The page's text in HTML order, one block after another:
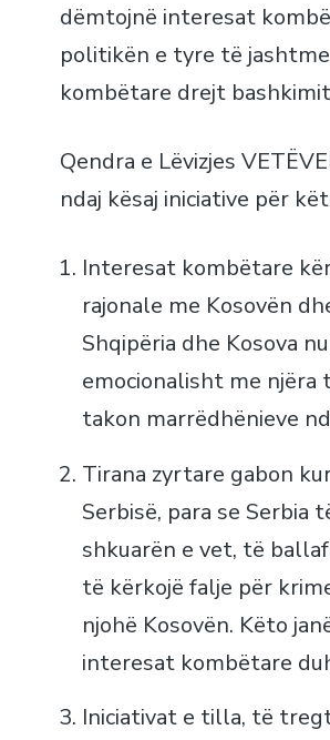
dëmtojnë interesat
politikën e tyre të
kombëtare drejt
Qendra e Lëvizjes
ndaj kësaj iniciative për
Interesat kombëtare
rajonale me Kosovën
Shqipëria dhe Kosova
emocionalisht me
takon marrëdhënieve
Tirana zyrtare gabon
Serbisë, para se Serbia
shkuarën e vet, të
të kërkojë falje për
njohë Kosovën. Këto
interesat kombëtare
Iniciativat e tilla, të